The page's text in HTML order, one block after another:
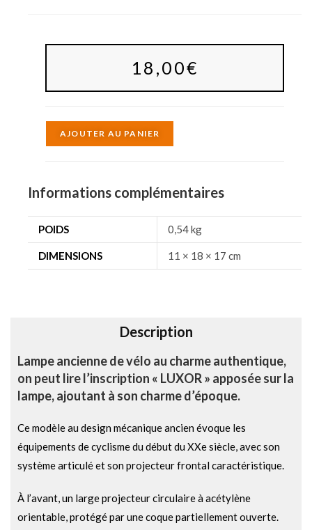
18,00€
AJOUTER AU PANIER
n
a
t
:
Informations complémentaires
POIDS 0,54 kg
DIMENSIONS 11 × 18 × 17 cm
Description
Lampe ancienne de vélo au charme authentique,
on peut lire l’inscription « LUXOR » apposée sur la
lampe, ajoutant à son charme d’époque.
Ce modèle au design mécanique ancien évoque les
équipements de cyclisme du début du XXe siècle, avec son
système articulé et son projecteur frontal caractéristique.
À l’avant, un large projecteur circulaire à acétylène
orientable, protégé par une coque partiellement ouverte.